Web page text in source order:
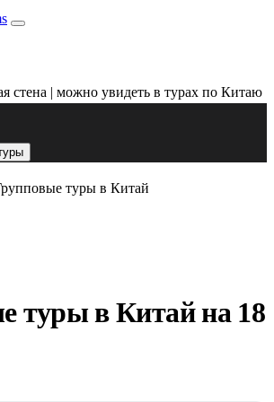
туры в Китай
туры в Китай на 18